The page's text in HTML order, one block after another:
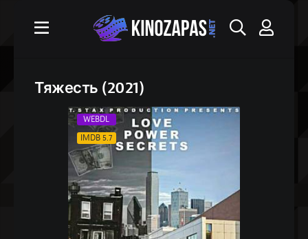
Тяжесть (2021)
WEBDL
IMDB 5.7